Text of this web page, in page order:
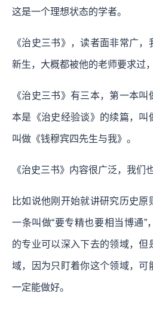
这是一个理想状态的学者。
《治史三书》，读者面非常广
新生，大概都被他的老师要求过
《治史三书》有三本，第一本
本是《治史经验谈》的续篇，叫
叫做《钱穆宾四先生与我》。
《治史三书》内容很广泛，我们
比如说他刚开始就讲研究历史
一条叫做“要专精也要相当博通
的专业可以深入下去的领域，但
域，因为只盯着你这个领域，可
一定能做好。